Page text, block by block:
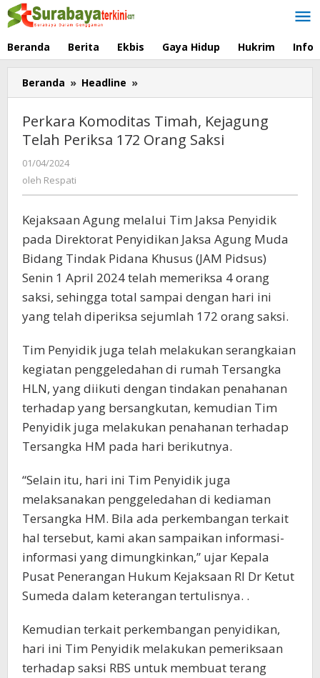
Lewati
ke
Beranda Berita Ekbis Gaya Hidup Hukrim Info
Beranda » Headline »
Komoditas
Kejagung
Telah
Perkara Komoditas Timah, Kejagung
Telah Periksa 172 Orang Saksi
01/04/2024
oleh Respati
Kejaksaan Agung melalui Tim Jaksa Penyidik
pada Direktorat Penyidikan Jaksa Agung Muda
Bidang Tindak Pidana Khusus (JAM Pidsus)
Senin 1 April 2024 telah memeriksa 4 orang
saksi, sehingga total sampai dengan hari ini
yang telah diperiksa sejumlah 172 orang saksi.
Tim Penyidik juga telah melakukan serangkaian
kegiatan penggeledahan di rumah Tersangka
HLN, yang diikuti dengan tindakan penahanan
terhadap yang bersangkutan, kemudian Tim
Penyidik juga melakukan penahanan terhadap
Tersangka HM pada hari berikutnya.
“Selain itu, hari ini Tim Penyidik juga
melaksanakan penggeledahan di kediaman
Tersangka HM. Bila ada perkembangan terkait
hal tersebut, kami akan sampaikan informasi-
informasi yang dimungkinkan,” ujar Kepala
Pusat Penerangan Hukum Kejaksaan RI Dr Ketut
Sumeda dalam keterangan tertulisnya. .
Kemudian terkait perkembangan penyidikan,
hari ini Tim Penyidik melakukan pemeriksaan
terhadap saksi RBS untuk membuat terang